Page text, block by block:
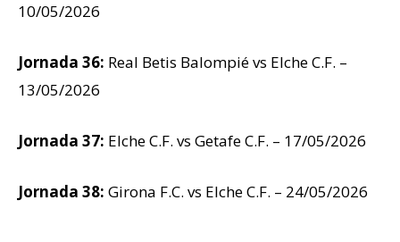
10/05/2026
Jornada 36: Real Betis Balompié vs Elche C.F. –
13/05/2026
Jornada 37: Elche C.F. vs Getafe C.F. – 17/05/2026
Jornada 38: Girona F.C. vs Elche C.F. – 24/05/2026